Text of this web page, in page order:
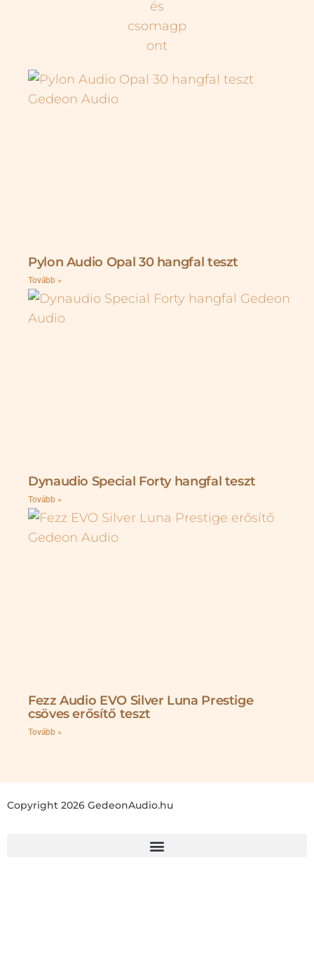
Pylon Audio Opal 30 hangfal teszt
Tovább »
Dynaudio Special Forty hangfal teszt
Tovább »
Fezz Audio EVO Silver Luna Prestige
csöves erősítő teszt
Tovább »
Copyright 2026 GedeonAudio.hu